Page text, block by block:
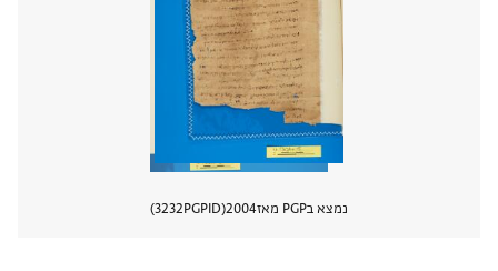
נמצא בPGP מאז 2004
PGPID
3232